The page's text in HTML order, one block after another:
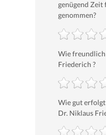
genügend Zeit
genommen?
Wie
Friederich ?
Wie gut
Dr. Niklaus